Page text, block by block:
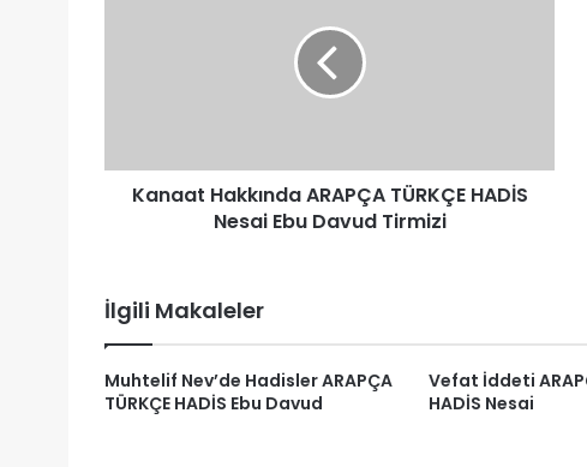
Tirmizi
Kanaat Hakkında ARAPÇA TÜRKÇE HADİS
Nesai Ebu Davud Tirmizi
İlgili Makaleler
Muhtelif Nev’de Hadisler ARAPÇA
TÜRKÇE HADİS Ebu Davud
Vefat İddeti
HADİS Nesai